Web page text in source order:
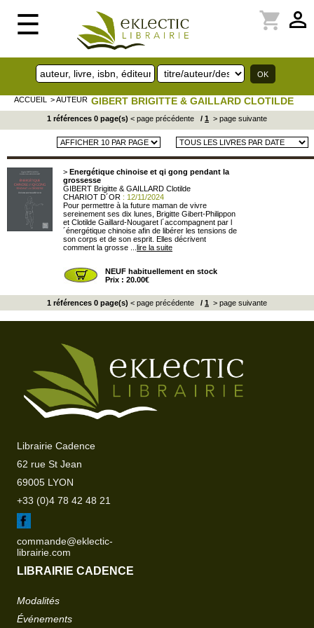
☰ perm_identity
shopping_cart
ACCUEIL > AUTEUR GIBERT BRIGITTE & GAILLARD CLOTILDE
1 références 0 page(s) < page précédente / 1 > page suivante
> Energétique chinoise et qi gong pendant la
grossesse
GIBERT Brigitte & GAILLARD Clotilde
CHARIOT D´OR : 12/11/2024
Pour permettre à la future maman de vivre
sereinement ses dix lunes, Brigitte Gibert-Philippon
et Clotilde Gaillard-Nougaret l´accompagnent par l
´énergétique chinoise afin de libérer les tensions de
son corps et de son esprit. Elles décrivent
comment la grosse ... lire la suite
NEUF habituellement en stock
Prix : 20.00€
1 références 0 page(s) < page précédente / 1 > page suivante
Librairie Cadence
62 rue St Jean
69005 LYON
+33 (0)4 78 42 48 21
commande@eklectic-
librairie.com
LIBRAIRIE CADENCE
Modalités
Événements